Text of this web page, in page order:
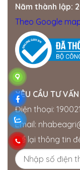
Năm thành lập:
Theo Google
YÊU CẦU TƯ VẤN
Điện thoại:
Email:
Để lại thông tin